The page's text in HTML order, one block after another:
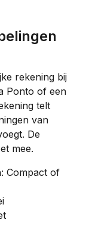
rekening bij
Ponto of een
telt
van
De
mee.
Compact of